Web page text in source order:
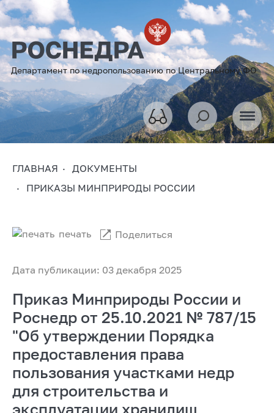
Департамент по недропользованию по Центральному ФО
ГЛАВНАЯ
ДОКУМЕНТЫ
ПРИКАЗЫ МИНПРИРОДЫ РОССИИ
Дата публикации: 03 декабря 2025
печать Поделиться
Приказ Минприроды России и
Роснедр от 25.10.2021 № 787/15
"Об утверждении Порядка
предоставления права
пользования участками недр
для строительства и
эксплуатации хранилищ